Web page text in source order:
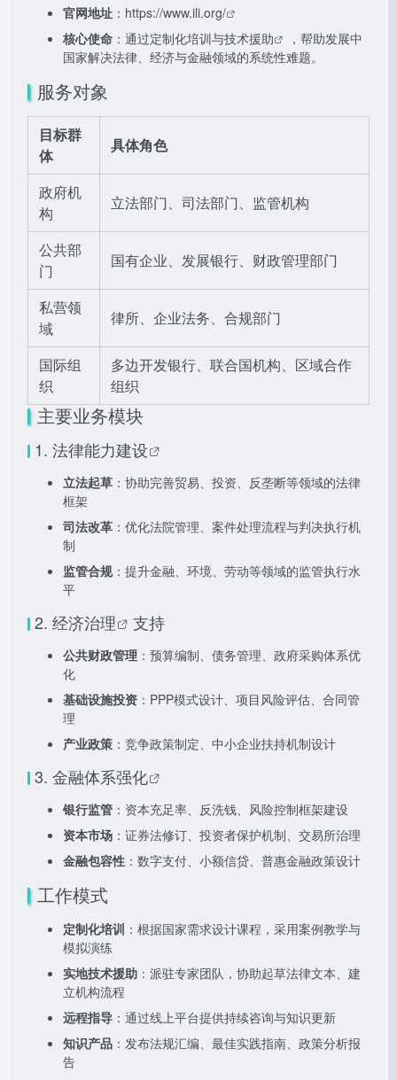
官网地址 ： https://www.ili.org/
核心使命 ：通过定制化培训与技术援助
，帮助发展中
国家解决法律、经济与金融领域的系统性难题。
服务对象
目标群
体
具体角色
政府机
构
立法部门、司法部门、监管机构
公共部
门
国有企业、发展银行、财政管理部门
私营领
域
律所、企业法务、合规部门
国际组
织
多边开发银行、联合国机构、区域合作
组织
主要业务模块
1. 法律能力建设
立法起草 ：协助完善贸易、投资、反垄断等领域的法律
框架
司法改革 ：优化法院管理、案件处理流程与判决执行机
制
监管合规：提升金融、环境、劳动等领域的监管执行水
平
2. 经济治理 支持
公共财政管理 ：预算编制、债务管理、政府采购体系优
化
基础设施投资 ：PPP模式设计、项目风险评估、合同管
理
产业政策 ：竞争政策制定、中小企业扶持机制设计
3. 金融体系强化
银行监管 ：资本充足率、反洗钱、风险控制框架建设
资本市场 ：证券法修订、投资者保护机制、交易所治理
金融包容性 ：数字支付、小额信贷、普惠金融政策设计
工作模式
定制化培训 ：根据国家需求设计课程，采用案例教学与
模拟演练
实地技术援助 ：派驻专家团队，协助起草法律文本、建
立机构流程
远程指导 ：通过线上平台提供持续咨询与知识更新
知识产品 ：发布法规汇编、最佳实践指南、政策分析报
告